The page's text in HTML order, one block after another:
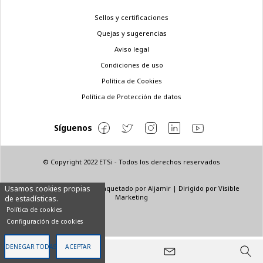
Usamos cookies propias
de estadísticas.
Política de cookies
Configuración de cookies
DENEGAR TODAS ACEPTAR
© Copyright 2022 ETSi - Todos los derechos reservados
Sellos y certificaciones
Quejas y sugerencias
Aviso legal
Condiciones de uso
Política de Cookies
Política de Protección de datos
Síguenos
Diseñado porINNN| Maquetado por Aljamir| Dirigido por Visible
Marketing